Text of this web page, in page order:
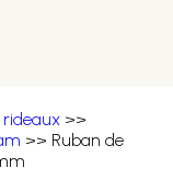
rideaux >>
>> Ruban de